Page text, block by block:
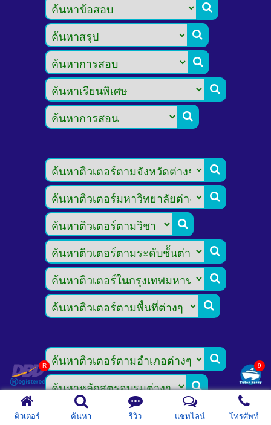













ติวเตอร์ ค้นหา รีวิว แชทไลน์ โทรศัพท์